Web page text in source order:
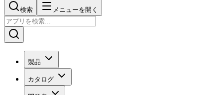
検索 メニューを開く
製品
カタログ